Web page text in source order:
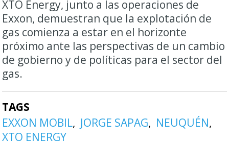
XTO Energy, junto a las operaciones de
Exxon, demuestran que la explotación de
gas comienza a estar en el horizonte
próximo ante las perspectivas de un cambio
de gobierno y de políticas para el sector del
gas.
TAGS
EXXON MOBIL
JORGE SAPAG
NEUQUÉN
XTO ENERGY